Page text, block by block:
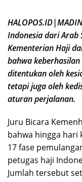
Indonesia dari Arab
Kementerian Haji
bahwa
ditentukan oleh
tetapi juga oleh
aturan perjalanan.
Juru Bicara
bahwa hingga hari
17 fase
petugas haji
Jumlah tersebut